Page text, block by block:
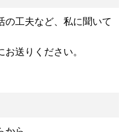
の工夫など、私に聞いて
送りください。